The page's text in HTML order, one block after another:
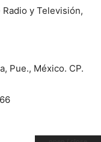
y Televisión,
Pue., México. CP.